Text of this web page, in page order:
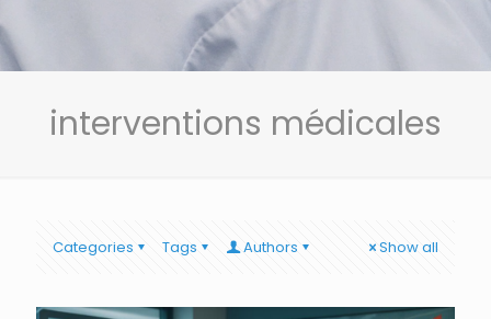
interventions médicales
Categories Tags Authors Show all